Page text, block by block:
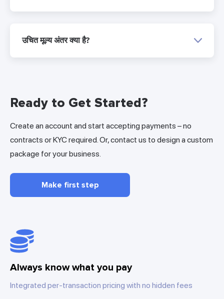
उचित मूल्य अंतर क्या है?
Ready to Get Started?
Create an account and start accepting payments – no
contracts or KYC required. Or, contact us to design a custom
package for your business.
Make first step
Always know what you pay
Integrated per-transaction pricing with no hidden fees